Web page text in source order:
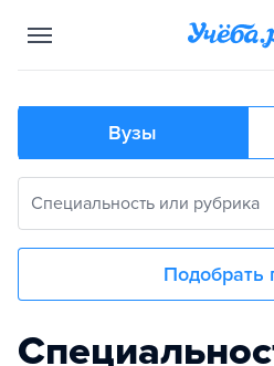
Вузы
Специальность или рубрика
Подобрать
Выберите предметы ЕГЭ